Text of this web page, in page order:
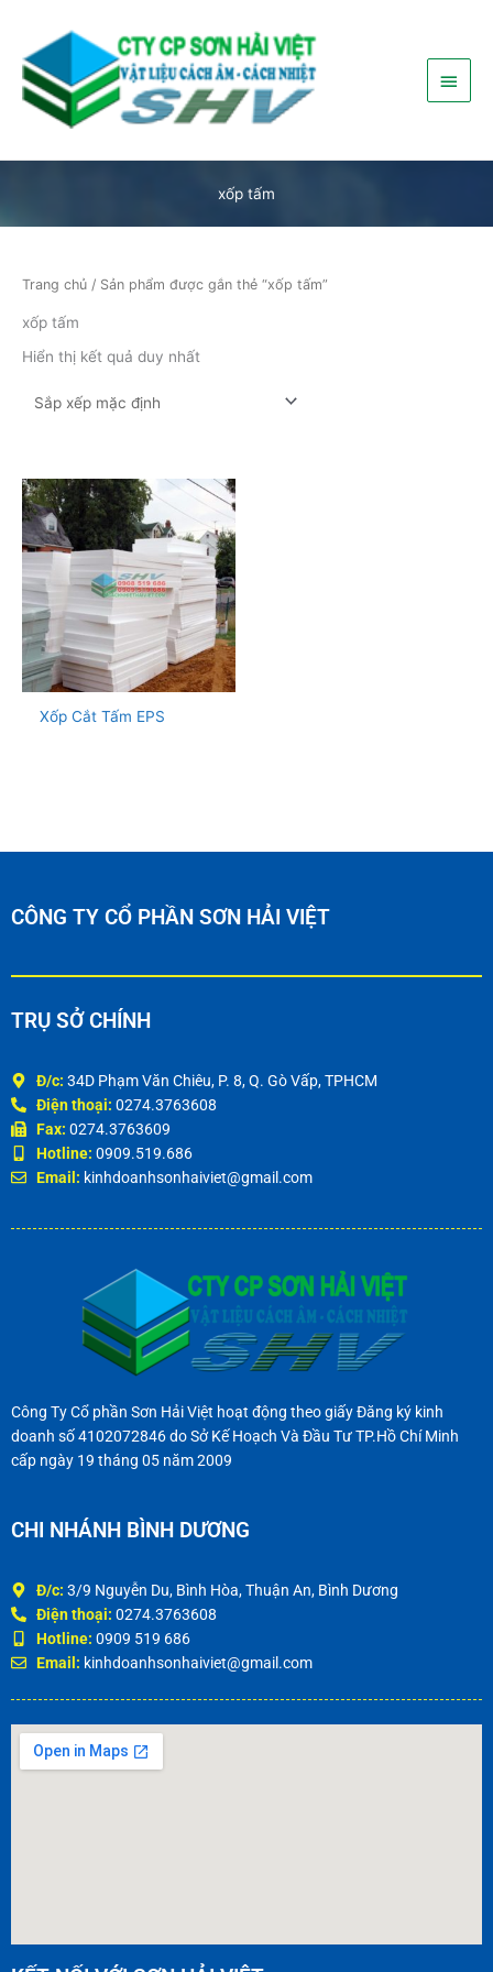
dung
chính
xốp tấm
Trang chủ / Sản phẩm được gắn thẻ “xốp tấm”
xốp tấm
Hiển thị kết quả duy nhất
Xốp Cắt Tấm EPS
CÔNG TY CỔ PHẦN SƠN HẢI VIỆT
TRỤ SỞ CHÍNH
Đ/c: 34D Phạm Văn Chiêu, P. 8, Q. Gò Vấp, TPHCM
Điện thoại: 0274.3763608
Fax: 0274.3763609
Hotline: 0909.519.686
Email: kinhdoanhsonhaiviet@gmail.com
Công Ty Cổ phần Sơn Hải Việt hoạt động theo giấy Đăng ký kinh
doanh số 4102072846 do Sở Kế Hoạch Và Đầu Tư TP.Hồ Chí Minh
cấp ngày 19 tháng 05 năm 2009
CHI NHÁNH BÌNH DƯƠNG
Đ/c: 3/9 Nguyễn Du, Bình Hòa, Thuận An, Bình Dương
Điện thoại: 0274.3763608
Hotline: 0909 519 686
Email: kinhdoanhsonhaiviet@gmail.com